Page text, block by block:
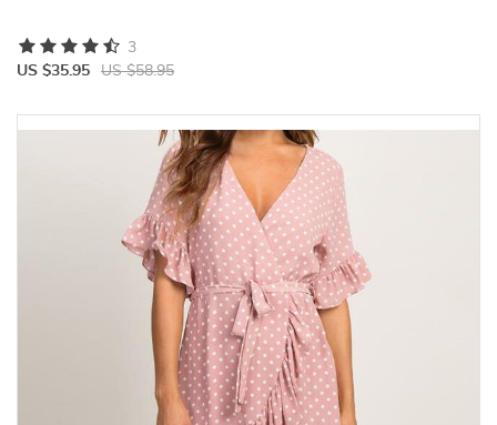
US $35.95 US $58.95
3